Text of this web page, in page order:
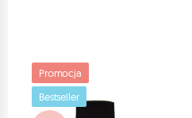
Promocja
Bestseller